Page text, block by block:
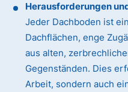
Herausforderungen
Jeder Dachboden ist
Dachflächen, enge
aus alten,
Gegenständen. Dies
Arbeit, sondern auch